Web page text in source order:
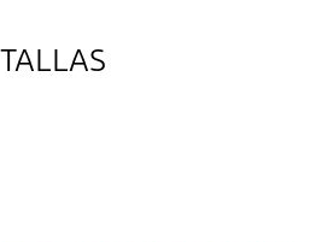
TALLAS